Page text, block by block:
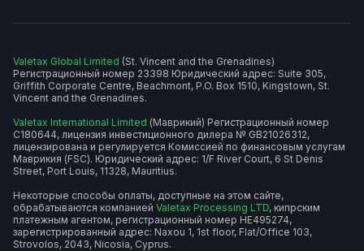
Valetax Global Limited (St. Vincent and the Grenadines)
Регистрационный номер 23398 Юридический адрес: Suite 305,
Griffith Corporate Centre, Beachmont, P.O. Box 1510, Kingstown, St.
Vincent and the Grenadines.
Valetax International Limited (Маврикий) Регистрационный номер
C180644, лицензия инвестиционного дилера № GB21026312,
лицензирована и регулируется Комиссией по финансовым услугам
Маврикия (FSC). Юридический адрес: 1/F River Court, 6 St Denis
Street, Port Louis, 11328, Mauritius.
Некоторые способы оплаты, доступные на этом сайте,
обрабатываются компанией Valetax Processing LTD, кипрским
платежным агентом, регистрационный номер HE495274,
зарегистрированный адрес: Naxou 1, 1st floor, Flat/Office 103,
Strovolos, 2043, Nicosia, Cyprus.